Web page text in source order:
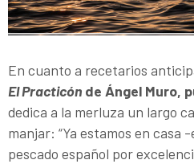
En cuanto a recetarios
El Practicón de Ángel Muro,
dedica a la merluza un largo
manjar: “Ya estamos en casa
pescado español por